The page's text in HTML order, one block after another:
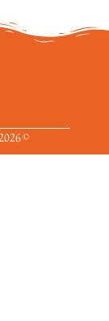
© 2026 | جميع الحقوق محفوظة لمؤسسة بازرعة التنموية الخيرية